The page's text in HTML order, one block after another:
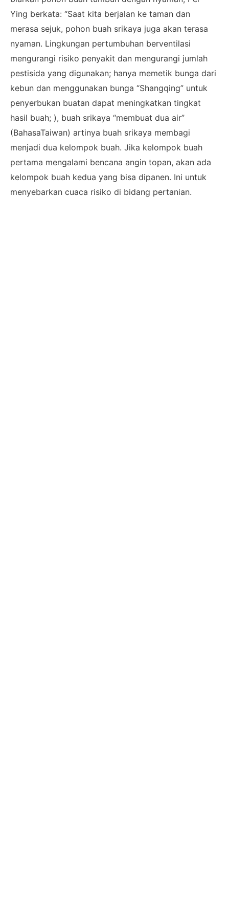
Ying berkata: “Saat kita berjalan ke taman dan
merasa sejuk, pohon buah srikaya juga akan terasa
nyaman. Lingkungan pertumbuhan berventilasi
mengurangi risiko penyakit dan mengurangi jumlah
pestisida yang digunakan; hanya memetik bunga dari
kebun dan menggunakan bunga “Shangqing” untuk
penyerbukan buatan dapat meningkatkan tingkat
hasil buah; ), buah srikaya “membuat dua air”
(BahasaTaiwan) artinya buah srikaya membagi
menjadi dua kelompok buah. Jika kelompok buah
pertama mengalami bencana angin topan, akan ada
kelompok buah kedua yang bisa dipanen. Ini untuk
menyebarkan cuaca risiko di bidang pertanian.